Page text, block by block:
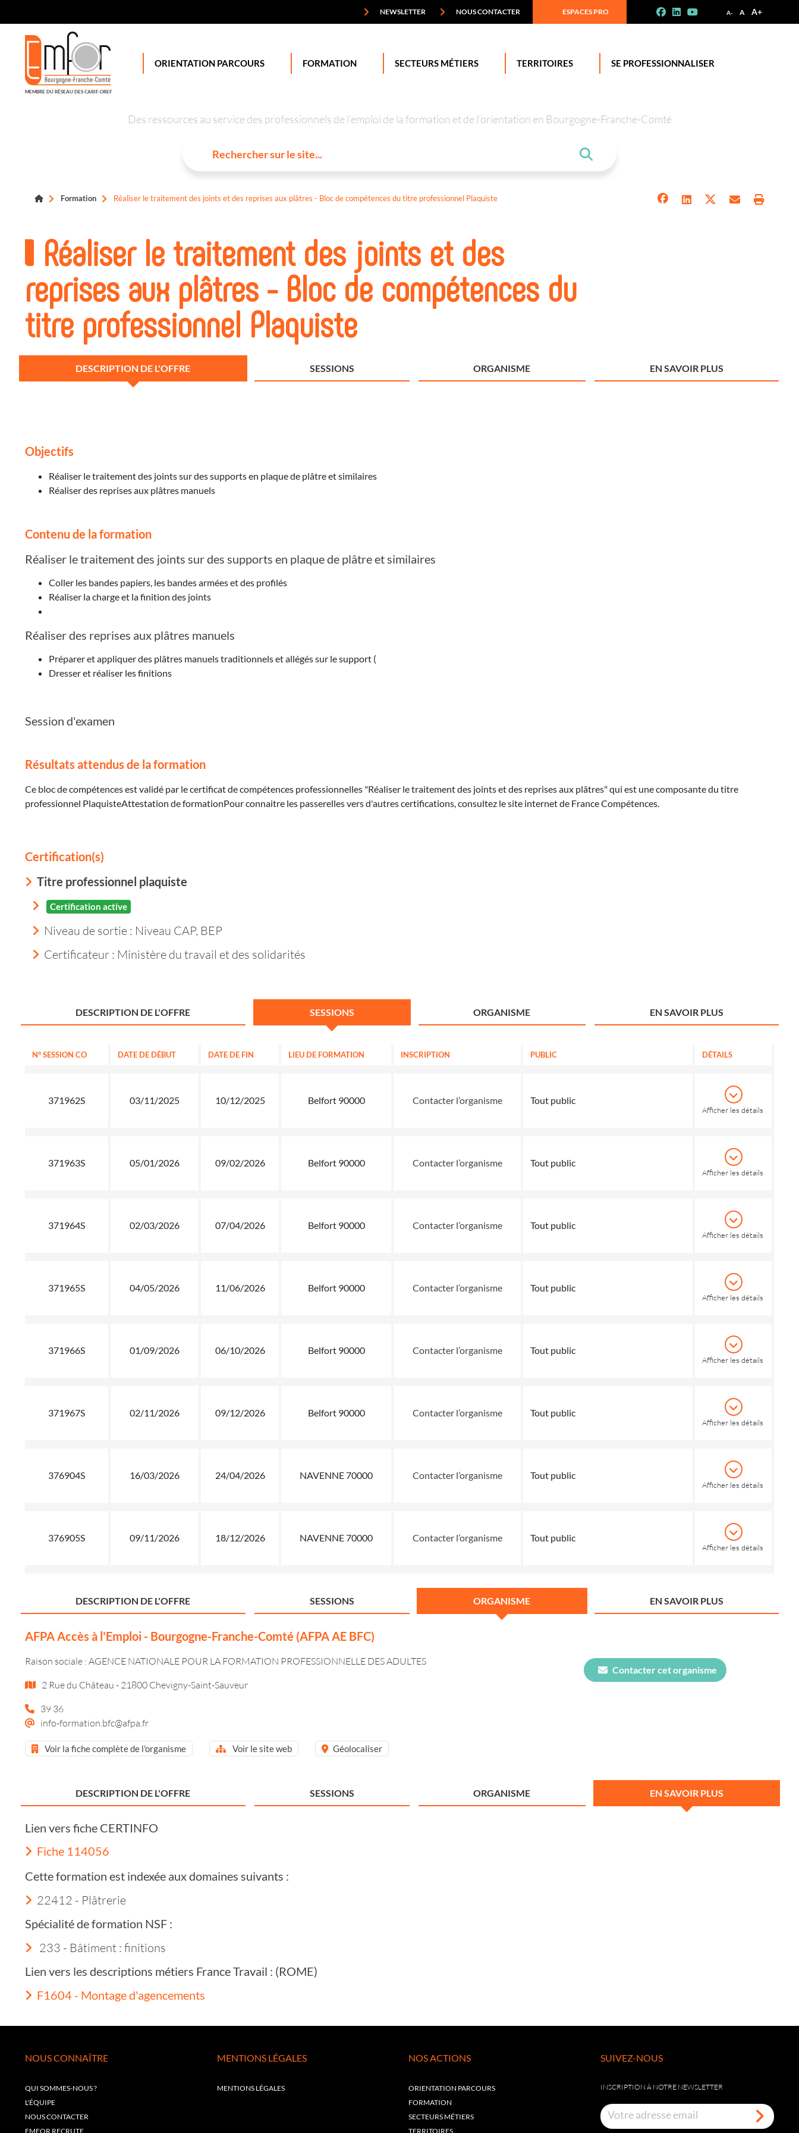
A- A A+
NEWSLETTER NOUS CONTACTER ESPACES PRO
MEMBRE DU RÉSEAU DES CARIF-OREF
ORIENTATION PARCOURS FORMATION SECTEURS MÉTIERS TERRITOIRES SE PROFESSIONNALISER
Des ressources au service des professionnels de l’emploi de la formation et de l’orientation en Bourgogne-Franche-Comté
Formation Réaliser le traitement des joints et des reprises aux plâtres - Bloc de compétences du titre professionnel Plaquiste
Réaliser le traitement des joints et des
reprises aux plâtres - Bloc de compétences du
titre professionnel Plaquiste
DESCRIPTION DE L'OFFRE SESSIONS ORGANISME EN SAVOIR PLUS
Objectifs
Réaliser le traitement des joints sur des supports en plaque de plâtre et similaires
Réaliser des reprises aux plâtres manuels
Contenu de la formation
Réaliser le traitement des joints sur des supports en plaque de plâtre et similaires
Coller les bandes papiers, les bandes armées et des profilés
Réaliser la charge et la finition des joints
Réaliser des reprises aux plâtres manuels
Préparer et appliquer des plâtres manuels traditionnels et allégés sur le support (
Dresser et réaliser les finitions
Session d'examen
Résultats attendus de la formation
Ce bloc de compétences est validé par le certificat de compétences professionnelles "Réaliser le traitement des joints et des reprises aux plâtres" qui est une composante du titre
professionnel PlaquisteAttestation de formationPour connaitre les passerelles vers d'autres certifications, consultez le site internet de France Compétences.
Certification(s)
Titre professionnel plaquiste
Certification active
Niveau de sortie : Niveau CAP, BEP
Certificateur : Ministère du travail et des solidarités
DESCRIPTION DE L'OFFRE SESSIONS ORGANISME EN SAVOIR PLUS
N° SESSION CO DATE DE DÉBUT DATE DE FIN LIEU DE FORMATION INSCRIPTION PUBLIC DÉTAILS
371962S 03/11/2025 10/12/2025 Belfort 90000 Contacter l’organisme Tout public
Afficher les détails
371963S 05/01/2026 09/02/2026 Belfort 90000 Contacter l’organisme Tout public
Afficher les détails
371964S 02/03/2026 07/04/2026 Belfort 90000 Contacter l’organisme Tout public
Afficher les détails
371965S 04/05/2026 11/06/2026 Belfort 90000 Contacter l’organisme Tout public
Afficher les détails
371966S 01/09/2026 06/10/2026 Belfort 90000 Contacter l’organisme Tout public
Afficher les détails
371967S 02/11/2026 09/12/2026 Belfort 90000 Contacter l’organisme Tout public
Afficher les détails
376904S 16/03/2026 24/04/2026 NAVENNE 70000 Contacter l’organisme Tout public
Afficher les détails
376905S 09/11/2026 18/12/2026 NAVENNE 70000 Contacter l’organisme Tout public
Afficher les détails
DESCRIPTION DE L'OFFRE SESSIONS ORGANISME EN SAVOIR PLUS
AFPA Accès à l'Emploi - Bourgogne-Franche-Comté (AFPA AE BFC)
Raison sociale : AGENCE NATIONALE POUR LA FORMATION PROFESSIONNELLE DES ADULTES
2 Rue du Château - 21800 Chevigny-Saint-Sauveur
39 36
info-formation.bfc@afpa.fr
Voir la fiche complète de l'organisme Voir le site web Géolocaliser
Contacter cet organisme
DESCRIPTION DE L'OFFRE SESSIONS ORGANISME EN SAVOIR PLUS
Lien vers fiche CERTINFO
Fiche 114056
Cette formation est indexée aux domaines suivants :
22412 - Plâtrerie
Spécialité de formation NSF :
233 - Bâtiment : finitions
Lien vers les descriptions métiers France Travail : (ROME)
F1604 - Montage d'agencements
NOUS CONNAÎTRE
QUI SOMMES-NOUS ?
L'ÉQUIPE
NOUS CONTACTER
EMFOR RECRUTE
MENTIONS LÉGALES
MENTIONS LÉGALES
NOS ACTIONS
ORIENTATION PARCOURS
FORMATION
SECTEURS MÉTIERS
TERRITOIRES
SUIVEZ-NOUS
INSCRIPTION À NOTRE NEWSLETTER